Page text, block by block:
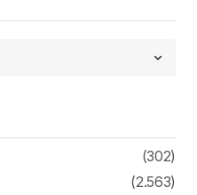
(302)
(2.563)